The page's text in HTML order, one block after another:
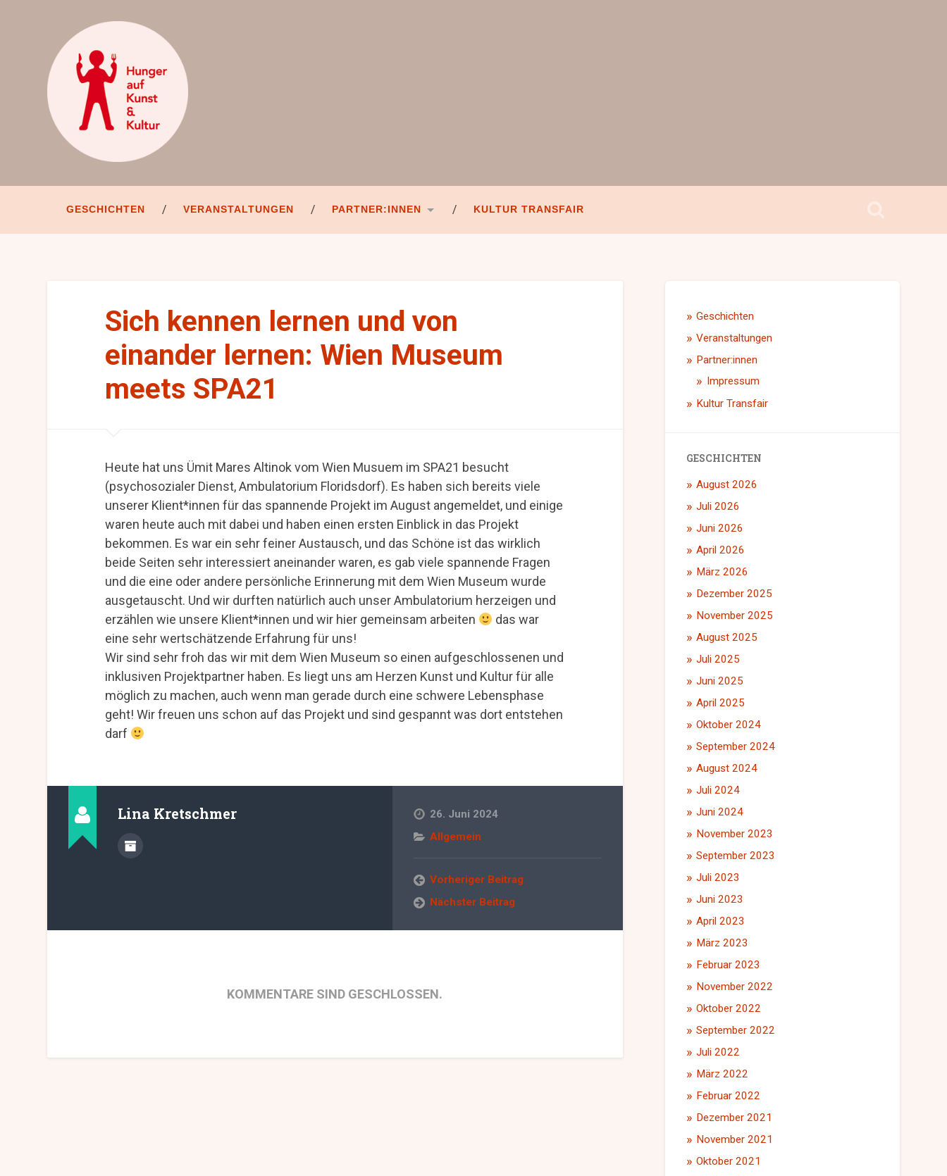
GESCHICHTEN VERANSTALTUNGEN PARTNER:INNEN KULTUR TRANSFAIR
Sich kennen lernen und von
einander lernen: Wien Museum
meets SPA21
Heute hat uns Ümit Mares Altinok vom Wien Musuem im SPA21 besucht
(psychosozialer Dienst, Ambulatorium Floridsdorf). Es haben sich bereits viele
unserer Klient*innen für das spannende Projekt im August angemeldet, und einige
waren heute auch mit dabei und haben einen ersten Einblick in das Projekt
bekommen. Es war ein sehr feiner Austausch, und das Schöne ist das wirklich
beide Seiten sehr interessiert aneinander waren, es gab viele spannende Fragen
und die eine oder andere persönliche Erinnerung mit dem Wien Museum wurde
ausgetauscht. Und wir durften natürlich auch unser Ambulatorium herzeigen und
erzählen wie unsere Klient*innen und wir hier gemeinsam arbeiten
das war
eine sehr wertschätzende Erfahrung für uns!
Wir sind sehr froh das wir mit dem Wien Museum so einen aufgeschlossenen und
inklusiven Projektpartner haben. Es liegt uns am Herzen Kunst und Kultur für alle
möglich zu machen, auch wenn man gerade durch eine schwere Lebensphase
geht! Wir freuen uns schon auf das Projekt und sind gespannt was dort entstehen
darf
Lina Kretschmer
26. Juni 2024
Allgemein
Vorheriger Beitrag
Nächster Beitrag
KOMMENTARE SIND GESCHLOSSEN.
Geschichten
Veranstaltungen
Partner:innen
Impressum
Kultur Transfair
GESCHICHTEN
August 2026
Juli 2026
Juni 2026
April 2026
März 2026
Dezember 2025
November 2025
August 2025
Juli 2025
Juni 2025
April 2025
Oktober 2024
September 2024
August 2024
Juli 2024
Juni 2024
November 2023
September 2023
Juli 2023
Juni 2023
April 2023
März 2023
Februar 2023
November 2022
Oktober 2022
September 2022
Juli 2022
März 2022
Februar 2022
Dezember 2021
November 2021
Oktober 2021